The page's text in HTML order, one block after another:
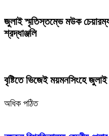
জুলাই স্মৃতিস্তম্ভে মউক
শ্রদ্ধাঞ্জলি
বৃষ্টিতে ভিজেই ময়মনসিংহে
অধিক পঠিত